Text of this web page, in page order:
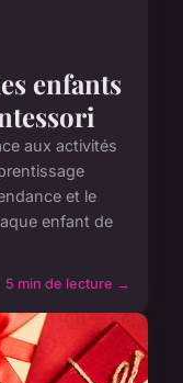
enfants
aux activités
et le
enfant de
5 min de lecture →